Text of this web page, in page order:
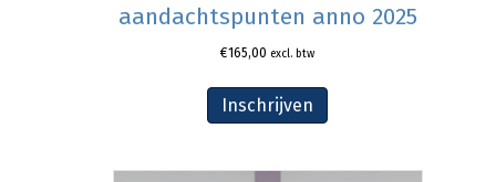
aandachtspunten anno 2025
€165,00 excl. btw
Inschrijven